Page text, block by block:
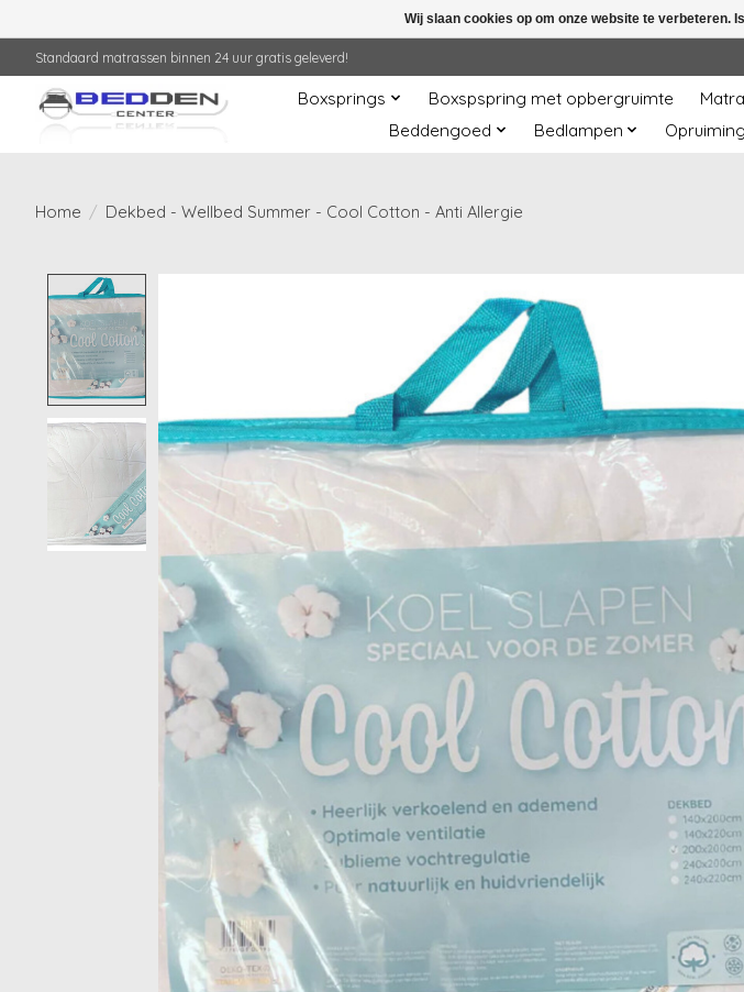
Standaard matrassen binnen 24 uur gratis geleverd!
Boxsprings Boxspspring met opbergruimte
Beddengoed
Bedlampen Opruiming
Home / Dekbed - Wellbed Summer - Cool Cotton - Anti Allergie
Wij slaan cookies op om onze website te verbeteren.